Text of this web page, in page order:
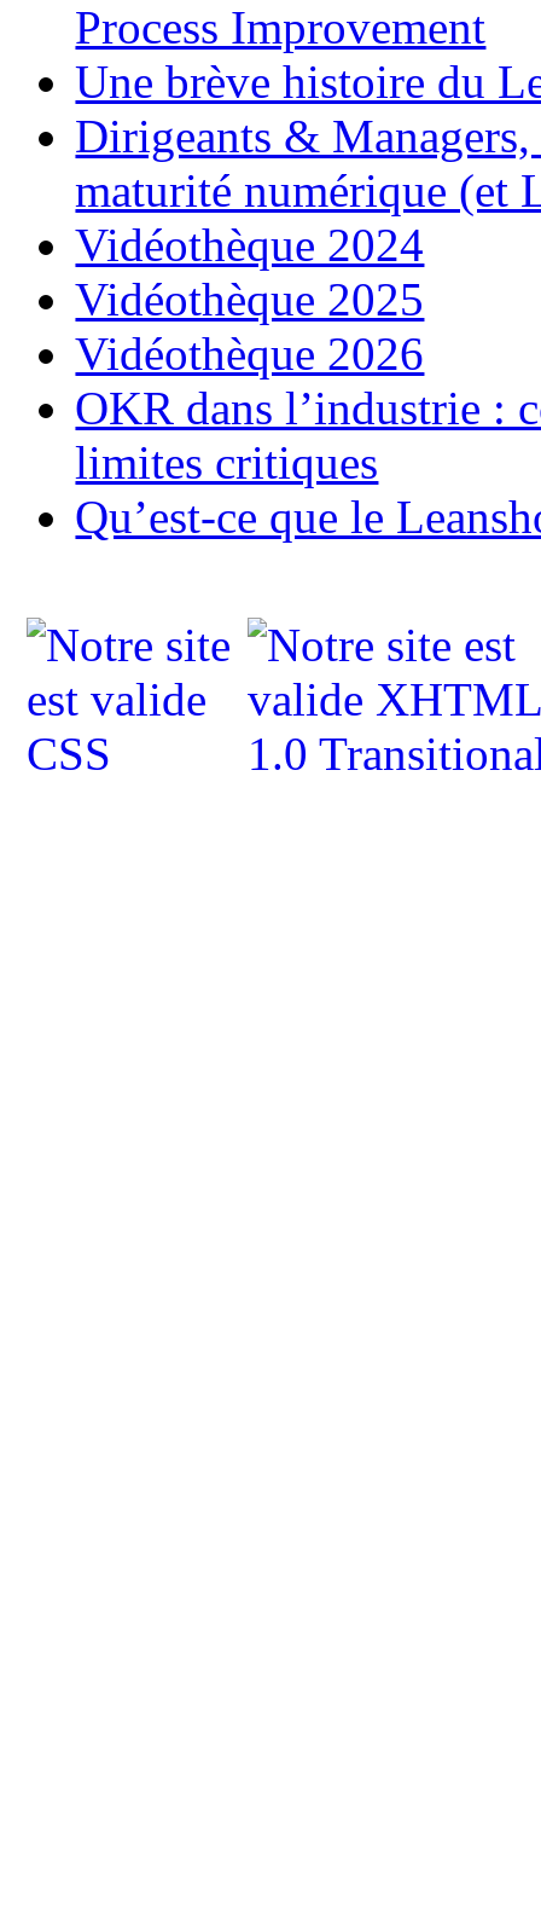
Process Improvement
Une brève histoire du
Dirigeants &
maturité numérique (et
Vidéothèque 2024
Vidéothèque 2025
Vidéothèque 2026
OKR dans l’industrie :
limites critiques
Qu’est-ce que le